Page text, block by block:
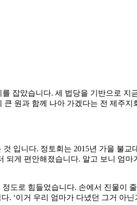
잡았습니다. 세 법당을 기반으로
원과 함께 나아 가겠다는 전 제주
입니다. 정토회는 2015년 가을 불
게 편안해졌습니다. 알고 보니 엄
도로 힘들었습니다. 손에서 진물이
‘이거 우리 엄마가 다녔던 그거 아